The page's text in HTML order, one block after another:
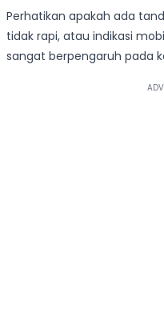
Perhatikan apakah ada
tidak rapi, atau indikasi
sangat berpengaruh pada